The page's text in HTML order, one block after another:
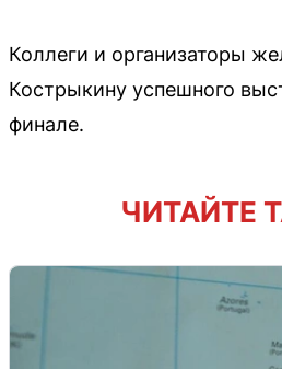
Коллеги и организаторы
Кострыкину успешного
финале.
ЧИТАЙТЕ